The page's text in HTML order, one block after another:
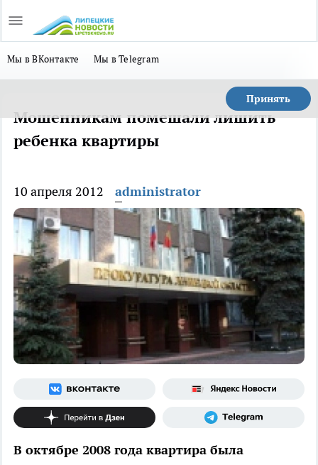
Мы в ВКонтакте Мы в Telegram
Принять
Мошенникам помешали лишить
ребенка квартиры
10 апреля 2012 administrator
В октябре 2008 года квартира была